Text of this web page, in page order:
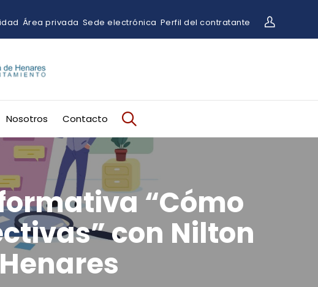
Área privada Sede electrónica Perfil del contratante
Nosotros Contacto
“Cómo
con Nilton